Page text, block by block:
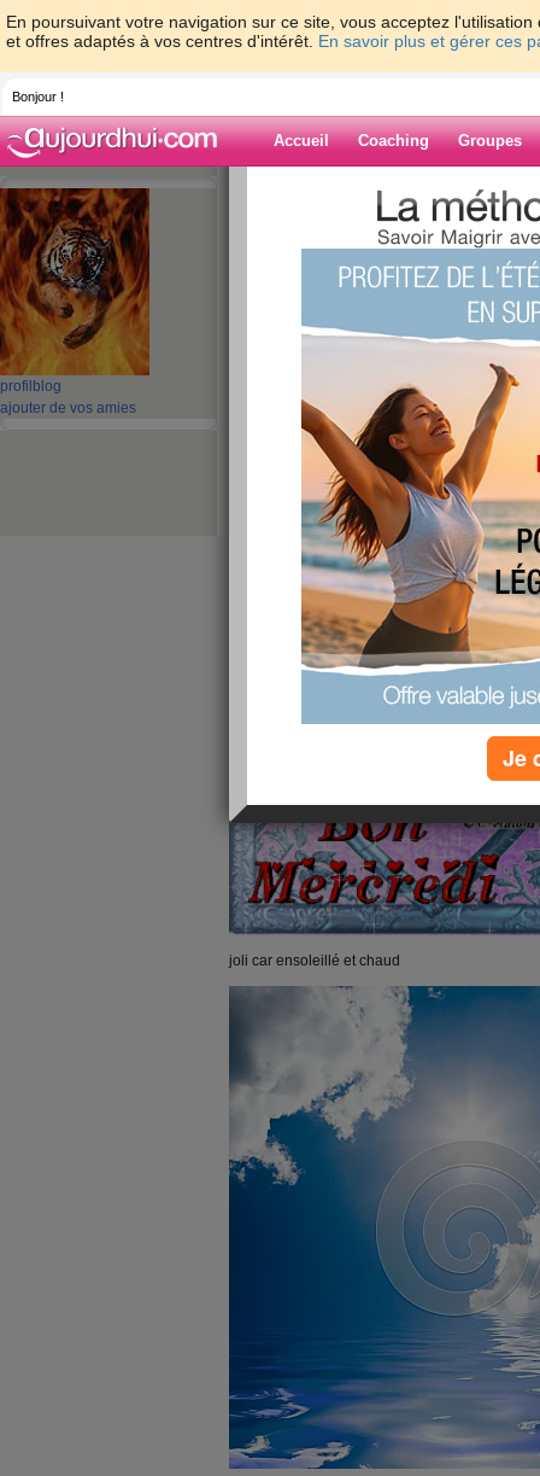
En poursuivant votre navigation sur ce site, vous acceptez
et offres adaptés à vos centres d'intérêt. En savoir plus et gérer ces
Bonjour !
Accueil Coaching Groupes
profil blog
ajouter de vos amies
> > mercredi
Blog de bibi971
mercredi joli
hé oui mercredi joli
joli car ensoleillé et chaud
Je